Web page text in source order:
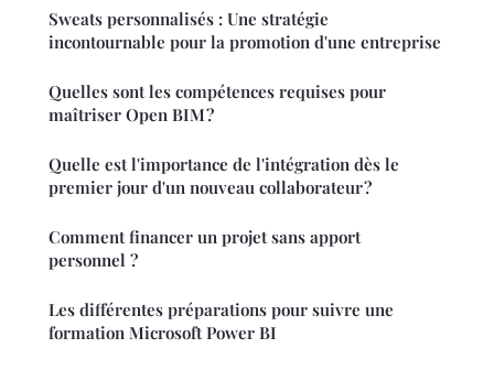
Sweats personnalisés : Une stratégie
incontournable pour la promotion d'une entreprise
Quelles sont les compétences requises pour
maîtriser Open BIM ?
Quelle est l'importance de l'intégration dès le
premier jour d'un nouveau collaborateur ?
Comment financer un projet sans apport
personnel ?
Les différentes préparations pour suivre une
formation Microsoft Power BI